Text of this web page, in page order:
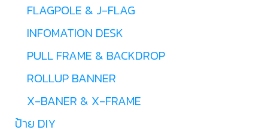
FLAGPOLE & J-FLAG
INFOMATION DESK
PULL FRAME & BACKDROP
ROLLUP BANNER
X-BANER & X-FRAME
ป้าย DIY